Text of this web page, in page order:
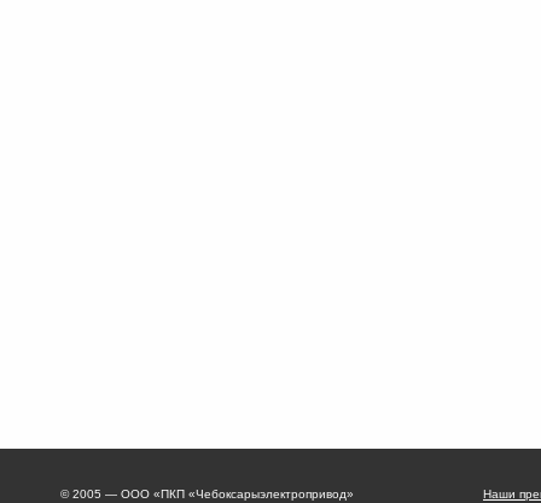
© 2005 — ООО «ПКП «Чебоксарыэлектропривод» Наши